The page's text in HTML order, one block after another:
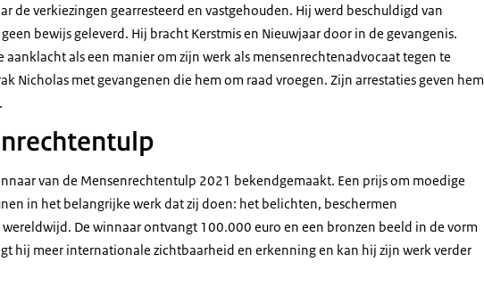
de verkiezingen gearresteerd en vastgehouden. Hij werd beschuldigd van
bewijs geleverd. Hij bracht Kerstmis en Nieuwjaar door in de gevangenis.
aanklacht als een manier om zijn werk als mensenrechtenadvocaat tegen te
Nicholas met gevangenen die hem om raad vroegen. Zijn arrestaties geven hem
van de Mensenrechtentulp 2021 bekendgemaakt. Een prijs om moedige
in het belangrijke werk dat zij doen: het belichten, beschermen
De winnaar ontvangt 100.000 euro en een bronzen beeld in de vorm
hij meer internationale zichtbaarheid en erkenning en kan hij zijn werk verder